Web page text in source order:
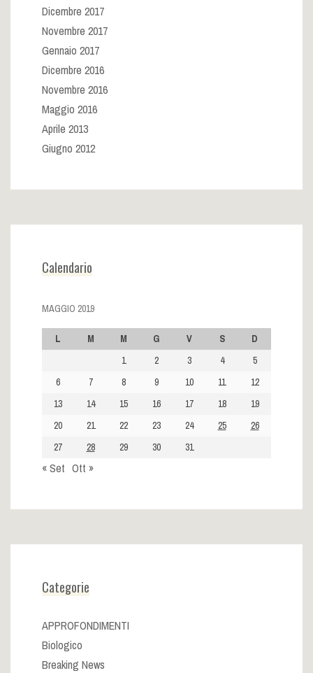
Dicembre 2017
Novembre 2017
Gennaio 2017
Dicembre 2016
Novembre 2016
Maggio 2016
Aprile 2013
Giugno 2012
Calendario
MAGGIO 2019
L M M G V S
D
1
2 3 4
5
6
7 8 9 10 11
12
13
14 15 16 17 18
19
20
21 22 23 24 25
26
27
28 29 30 31
« Set Ott »
Categorie
APPROFONDIMENTI
Biologico
Breaking News